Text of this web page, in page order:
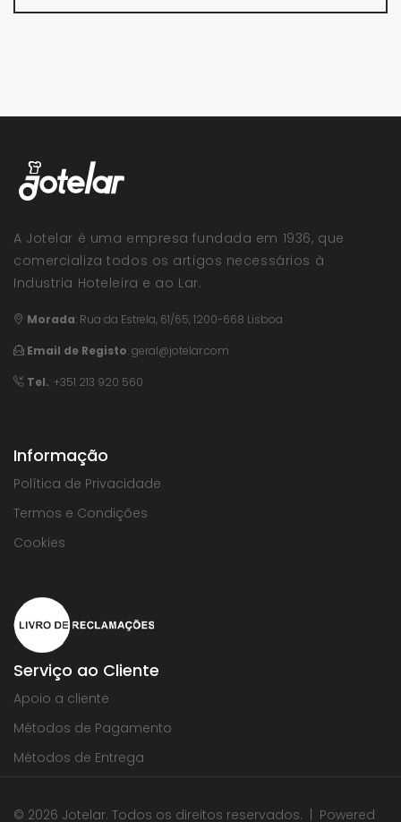
A Jotelar é uma empresa fundada em 1936, que
comercializa todos os artigos necessários à
Industria Hoteleira e ao Lar.
Morada: Rua da Estrela, 61/65, 1200-668 Lisboa
Email de Registo:geral@jotelar.com
Tel.: +351 213 920 560
Informação
Política de Privacidade
Termos e Condições
Cookies
Serviço ao Cliente
Apoio a cliente
Métodos de Pagamento
Métodos de Entrega
© 2026 Jotelar. Todos os direitos reservados. | Powered